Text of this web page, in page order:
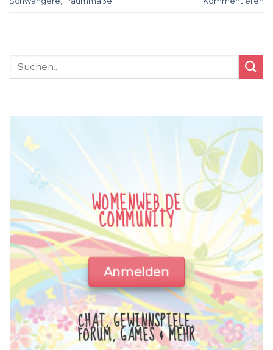
WOMENWEB.DE
COMMUNITY
Anmelden
CHAT, GEWINNSPIELE,
FORUM, GAMES & MEHR